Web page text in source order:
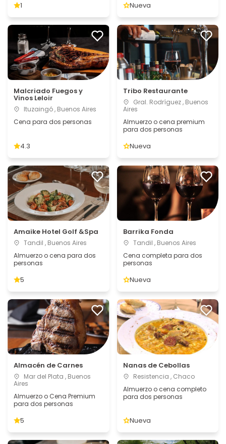
1 Nueva
Malcriado Fuegos y
Vinos Leloir
Ituzaingó , Buenos Aires
Cena para dos personas
4.3
Tribo Restaurante
Gral. Rodríguez , Buenos
Aires
Almuerzo o cena premium
para dos personas
Nueva
Amaike Hotel Golf &Spa
Tandil , Buenos Aires
Almuerzo o cena para dos
personas
5
Barrika Fonda
Tandil , Buenos Aires
Cena completa para dos
personas
Nueva
Almacén de Carnes
Mar del Plata , Buenos
Aires
Almuerzo o Cena Premium
para dos personas
5
Nanas de Cebollas
Resistencia , Chaco
Almuerzo o cena completo
para dos personas
Nueva